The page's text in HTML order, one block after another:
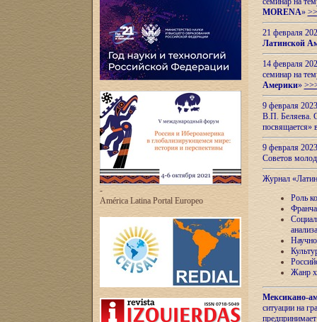
-
América Latina Portal Europeo
MORENA»
21 февраля
Латинской
14 февраля
семинар на
Америки»
9 февраля
В.П. Беляева.
посвящается»
9 февраля
Советов
Журнал
Роль
анализа
Жанр
Мексикано-
ситуации на